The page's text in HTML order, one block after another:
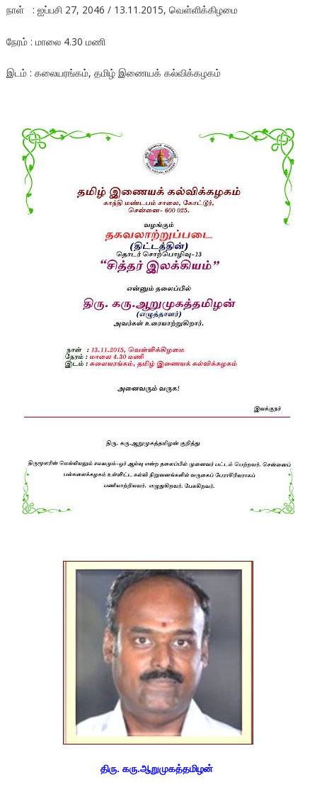
நாள் : ஐப்பசி 27, 2046 / 13.11.2015, வெள்ளிக்கிழமை
நேரம் : மாலை 4.30 மணி
இடம் : கலையரங்கம், தமிழ் இணையக் கல்விக்கழகம்
திரு. கரு.ஆறுமுகத்தமிழன்